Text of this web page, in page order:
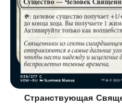
Странствующая